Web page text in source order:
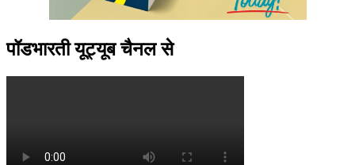
पॉडभारती यूट्यूब चैनल से